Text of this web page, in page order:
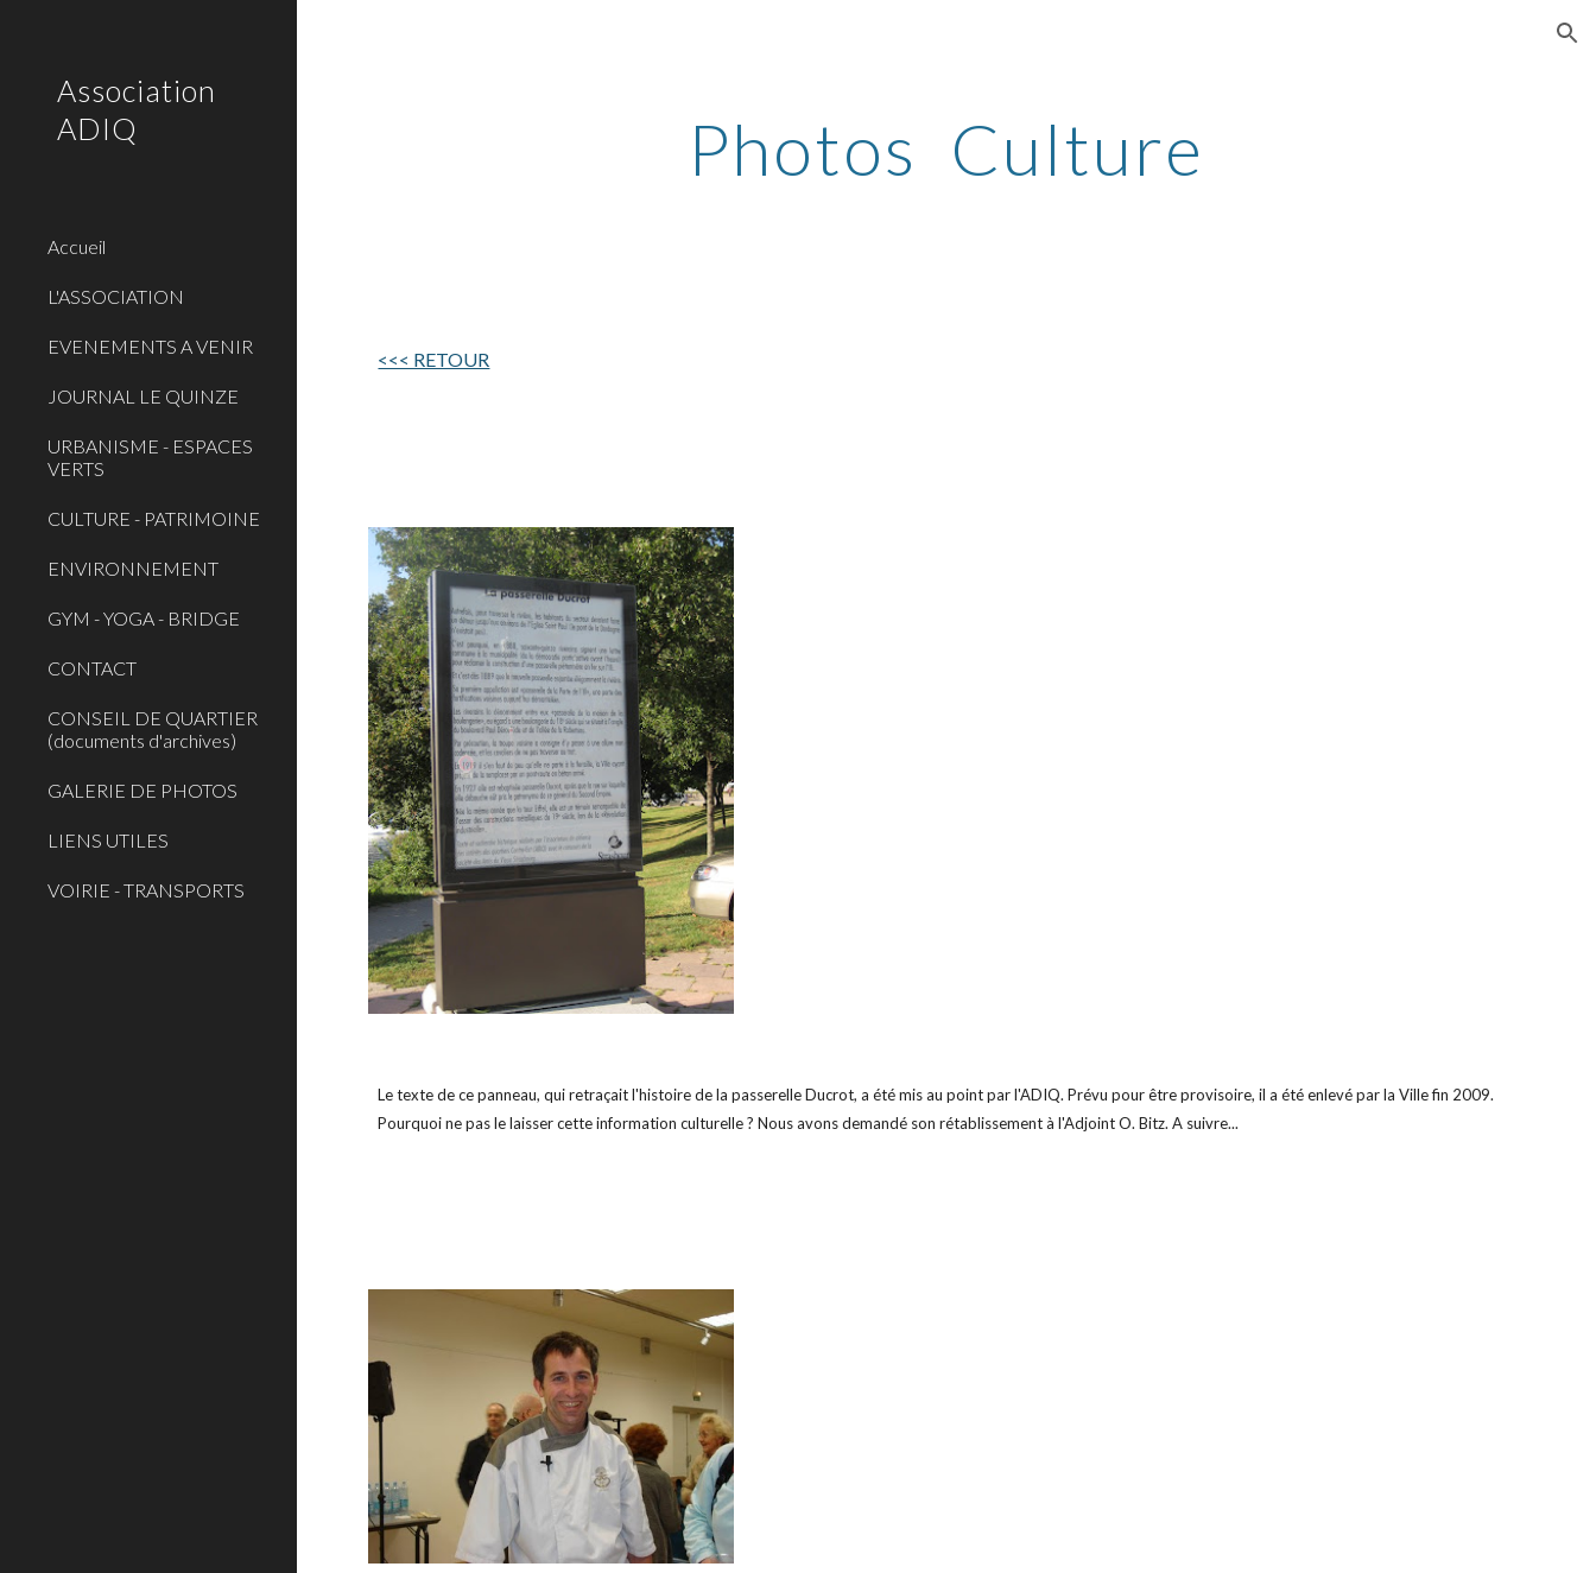
Association
ADIQ
Accueil
L'ASSOCIATION
EVENEMENTS A VENIR
JOURNAL LE QUINZE
URBANISME - ESPACES
VERTS
CULTURE - PATRIMOINE
ENVIRONNEMENT
GYM - YOGA - BRIDGE
CONTACT
CONSEIL DE QUARTIER
(documents d'archives)
GALERIE DE PHOTOS
LIENS UTILES
VOIRIE - TRANSPORTS
Photos Culture
<<< RETOUR
Le texte de ce panneau, qui retraçait l'histoire de la passerelle Ducrot, a été mis au point par l'ADIQ. Prévu pour être provisoire, il a été enlevé par la Ville fin 2009.
Pourquoi ne pas le laisser cette information culturelle ? Nous avons demandé son rétablissement à l'Adjoint O. Bitz. A suivre...